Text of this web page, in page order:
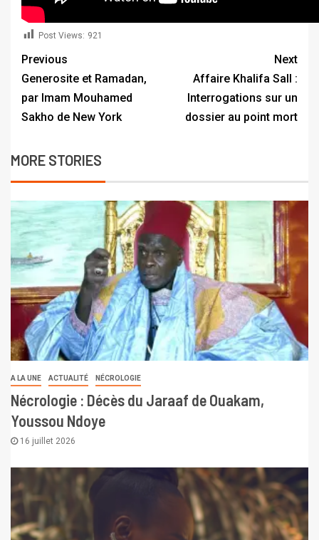
Post Views: 921
Previous
Generosite et Ramadan,
par Imam Mouhamed
Sakho de New York
Next
Affaire Khalifa Sall :
Interrogations sur un
dossier au point mort
MORE STORIES
A LA UNE ACTUALITÉ NÉCROLOGIE
Nécrologie : Décès du Jaraaf de Ouakam,
Youssou Ndoye
16 juillet 2026